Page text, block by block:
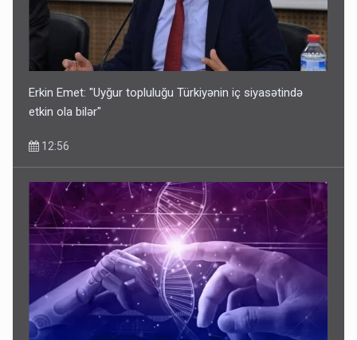
Erkin Emet: "Uyğur topluluğu Türkiyənin iç siyasətində
etkin ola bilər"
12:56